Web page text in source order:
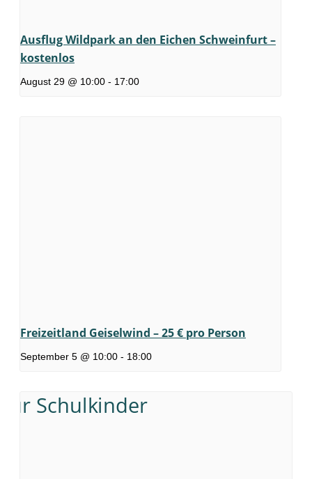
Ausflug Wildpark an den Eichen Schweinfurt –
kostenlos
August 29 @ 10:00 - 17:00
Freizeitland Geiselwind – 25 € pro Person
September 5 @ 10:00 - 18:00